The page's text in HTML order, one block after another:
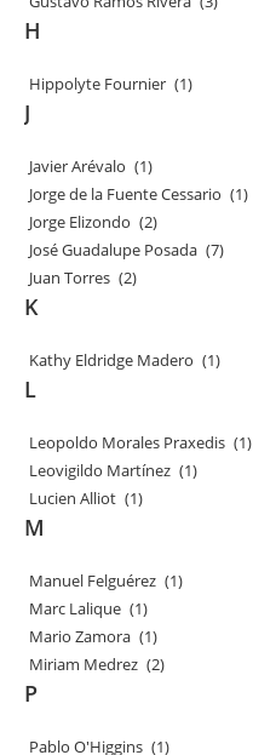
H
Hippolyte Fournier (1)
J
Javier Arévalo (1)
Jorge de la Fuente Cessario (1)
Jorge Elizondo (2)
José Guadalupe Posada (7)
Juan Torres (2)
K
Kathy Eldridge Madero (1)
L
Leopoldo Morales Praxedis (1)
Leovigildo Martínez (1)
Lucien Alliot (1)
M
Manuel Felguérez (1)
Marc Lalique (1)
Mario Zamora (1)
Miriam Medrez (2)
P
Pablo O'Higgins (1)